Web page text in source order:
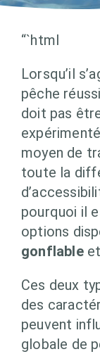
“`html
Lorsqu’il
pêche
doit pas
moyen de
toute la
pourquoi il
options
gonflable
Ces deux
des
peuvent
globale de